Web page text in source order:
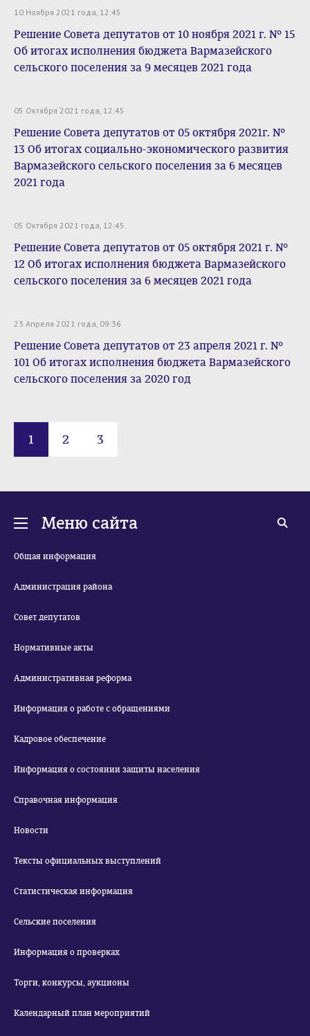
10 Ноября 2021 года, 12:45
Решение Совета депутатов от 10 ноября 2021 г. № 15
Об итогах исполнения бюджета Вармазейского
сельского поселения за 9 месяцев 2021 года
05 Октября 2021 года, 12:45
Решение Совета депутатов от 05 октября 2021г. №
13 Об итогах социально-экономического развития
Вармазейского сельского поселения за 6 месяцев
2021 года
05 Октября 2021 года, 12:45
Решение Совета депутатов от 05 октября 2021 г. №
12 Об итогах исполнения бюджета Вармазейского
сельского поселения за 6 месяцев 2021 года
23 Апреля 2021 года, 09:36
Решение Совета депутатов от 23 апреля 2021 г. №
101 Об итогах исполнения бюджета Вармазейского
сельского поселения за 2020 год
1 2 3
Меню сайта
Общая информация
Администрация района
Совет депутатов
Нормативные акты
Административная реформа
Информация о работе с обращениями
Кадровое обеспечение
Информация о состоянии защиты населения
Справочная информация
Новости
Тексты официальных выступлений
Статистическая информация
Сельские поселения
Информация о проверках
Торги, конкурсы, аукционы
Календарный план мероприятий